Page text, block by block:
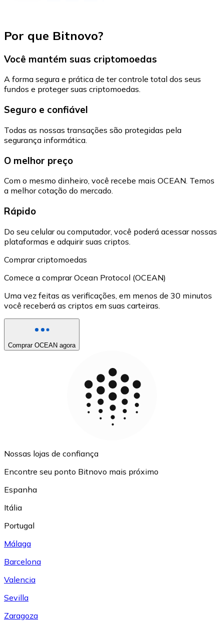
Por que Bitnovo?
Você mantém suas criptomoedas
A forma segura e prática de ter controle total dos seus
fundos e proteger suas criptomoedas.
Seguro e confiável
Todas as nossas transações são protegidas pela
segurança informática.
O melhor preço
Com o mesmo dinheiro, você recebe mais OCEAN. Temos
a melhor cotação do mercado.
Rápido
Do seu celular ou computador, você poderá acessar nossas
plataformas e adquirir suas criptos.
Comprar criptomoedas
Comece a comprar Ocean Protocol (OCEAN)
Uma vez feitas as verificações, em menos de 30 minutos
você receberá as criptos em suas carteiras.
Comprar OCEAN agora
Nossas lojas de confiança
Encontre seu ponto Bitnovo mais próximo
Espanha
Itália
Portugal
Málaga
Barcelona
Valencia
Sevilla
Zaragoza